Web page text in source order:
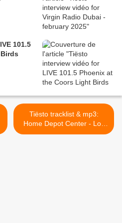
101.5
Tiësto tracklist & mp3:
Home Depot Center - Los
Angeles 08 oct 2011 >